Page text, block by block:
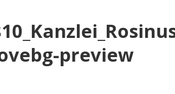
preview